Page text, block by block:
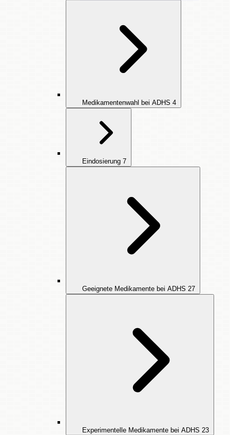
Medikamentenwahl bei ADHS 4
Eindosierung 7
Geeignete Medikamente bei ADHS 27
Experimentelle Medikamente bei ADHS 23